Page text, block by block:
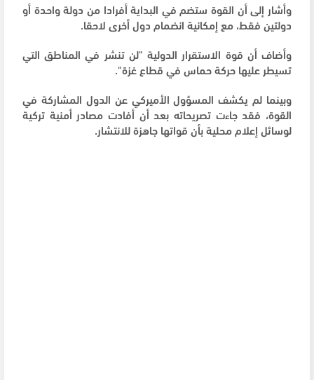
وأشار إلى أن القوة ستضم في البداية أفرادا من دولة واحدة أو
دولتين فقط، مع إمكانية انضمام دول أخرى لاحقا.
وأضاف أن قوة الاستقرار الدولية "لن تنشر في المناطق التي
تسيطر عليها حركة حماس في قطاع غزة".
وبينما لم يكشف المسؤول الأميركي عن الدول المشاركة في
القوة، فقد جاءت تصريحاته بعد أن أفادت مصادر أمنية تركية
لوسائل إعلام محلية بأن قواتها جاهزة للانتشار.